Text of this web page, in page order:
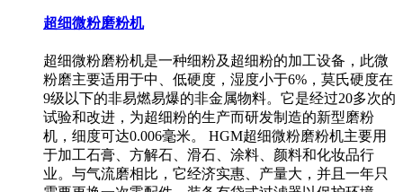
超细微粉磨粉机
超细微粉磨粉机是一种细粉及超细粉的加工设备，此微
粉磨主要适用于中、低硬度，湿度小于6%，莫氏硬度在
9级以下的非易燃易爆的非金属物料。它是经过20多次的
试验和改进，为超细粉的生产而研发制造的新型磨粉
机，细度可达0.006毫米。 HGM超细微粉磨粉机主要用
于加工石膏、方解石、滑石、涂料、颜料和化妆品行
业。与气流磨相比，它经济实惠、产量大，并且一年只